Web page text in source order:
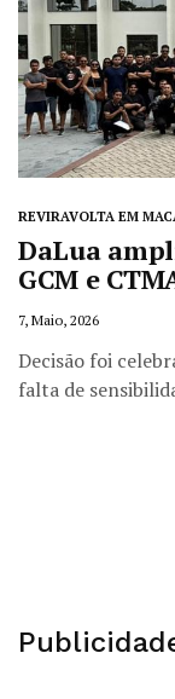
REVIRAVOLTA EM
DaLua
GCM e
7, Maio, 2026
Decisão foi
falta de